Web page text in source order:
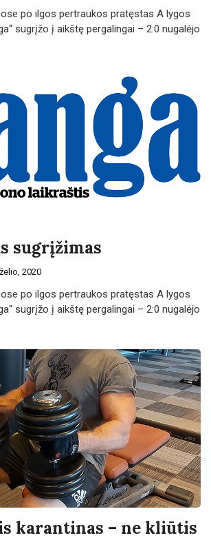
po ilgos pertraukos pratęstas A lygos
sugrįžo į aikštę pergalingai – 2:0 nugalėjo
sugrįžimas
2020
po ilgos pertraukos pratęstas A lygos
sugrįžo į aikštę pergalingai – 2:0 nugalėjo
karantinas – ne kliūtis